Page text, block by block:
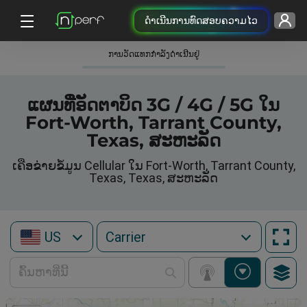
ດຳເນີນການທົດສອບຄວາມໄວ
ການວັດແທກກໍາລັງດໍາເນີນຢູ່
ແຜນທີ່ອັດຕາບິດ 3G / 4G / 5G ໃນ
Fort-Worth, Tarrant County,
Texas, ສະຫະລັດ
ເຄືອຂ່າຍຂໍ້ມູນ Cellular ໃນ Fort-Worth, Tarrant County,
Texas, Texas, ສະຫະລັດ
US